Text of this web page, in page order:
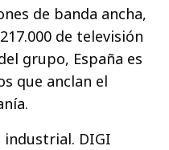
de banda ancha,
de televisión
grupo, España es
que anclan el
industrial. DIGI